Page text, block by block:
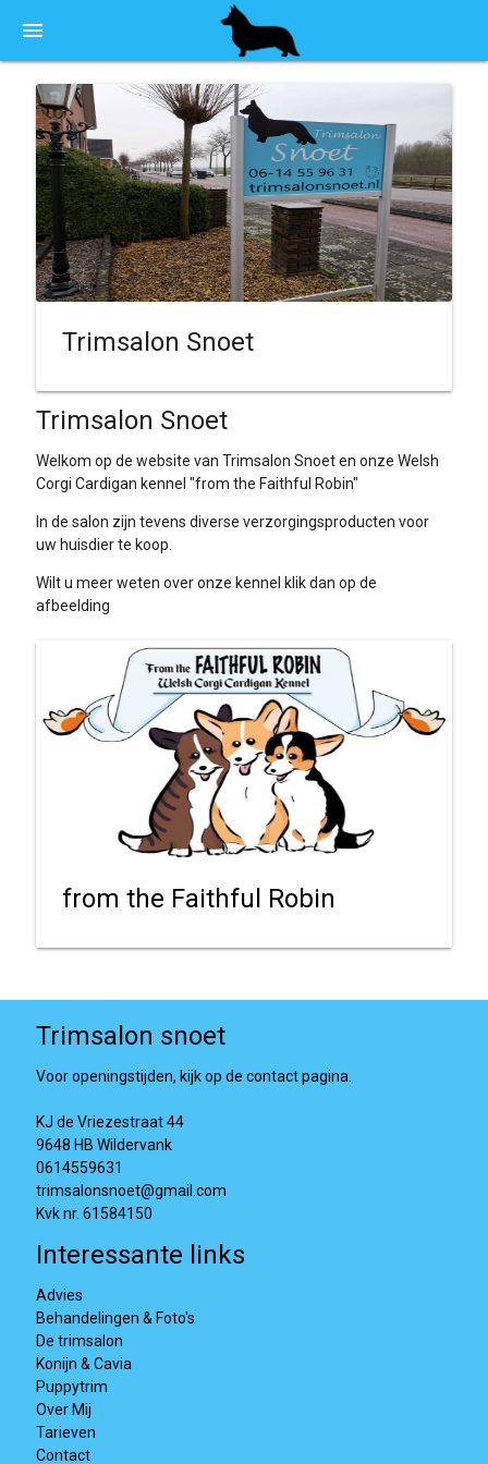
menu
Trimsalon Snoet
Trimsalon Snoet
Welkom op de website van Trimsalon Snoet en onze Welsh
Corgi Cardigan kennel "from the Faithful Robin"
In de salon zijn tevens diverse verzorgingsproducten voor
uw huisdier te koop.
Wilt u meer weten over onze kennel klik dan op de
afbeelding
from the Faithful Robin
Trimsalon snoet
Voor openingstijden, kijk op de contact pagina.
KJ de Vriezestraat 44
9648 HB Wildervank
0614559631
trimsalonsnoet@gmail.com
Kvk nr. 61584150
Interessante links
Advies
Behandelingen & Foto's
De trimsalon
Konijn & Cavia
Puppytrim
Over Mij
Tarieven
Contact